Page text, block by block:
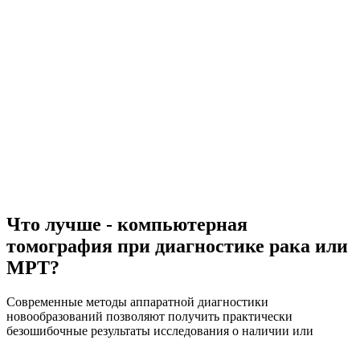
Что лучше - компьютерная
томография при диагностике рака или
МРТ?
Современные методы аппаратной диагностики
новообразований позволяют получить практически
безошибочные результаты исследования о наличии или